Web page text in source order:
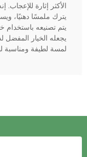
الأكثر إثارة
يترك ملمسًا دهنيًا،
يتم تصنيعه باستخدام
يجعله الخيار المفضل
لمسة لطيفة ومناسبة